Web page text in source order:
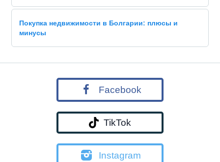
Покупка недвижимости в Болгарии: плюсы и
минусы
Facebook
TikTok
Instagram